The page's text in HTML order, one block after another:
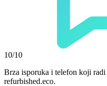
10/10
Brza isporuka i telefon koji radi
refurbished.eco.